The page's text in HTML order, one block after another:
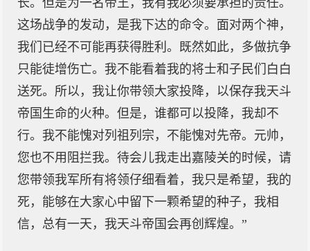
长。但是为一名帝王，我有我必须要承担的责任。
这场战争的发动，是我下达的命令。面对两个神，
我们已经不可能再获得胜利。既然如此，多做抗争
只能徒增伤亡。我不能看着我的将士和子民们白白
送死。所以，我让你带领大家投降，以保存我天斗
帝国生命的火种。但是，谁都可以投降，我却不
行。我不能愧对列祖列宗，不能愧对先帝。元帅，
您也不用阻拦我。待会儿我走出嘉陵关的时候，请
您带领我军所有将领仔细看着，我只是希望，我的
死，能够在大家心中留下一颗希望的种子，我相
信，总有一天，我天斗帝国会再创辉煌。”